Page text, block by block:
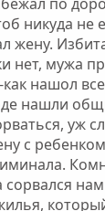
никуда не
жену.
нет, мужа
нашол
нашли
уж
с
сорвался